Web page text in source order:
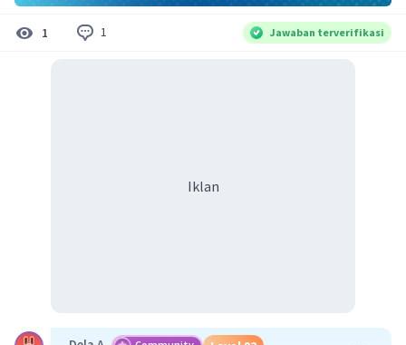
1 1 Jawaban terverifikasi
Iklan